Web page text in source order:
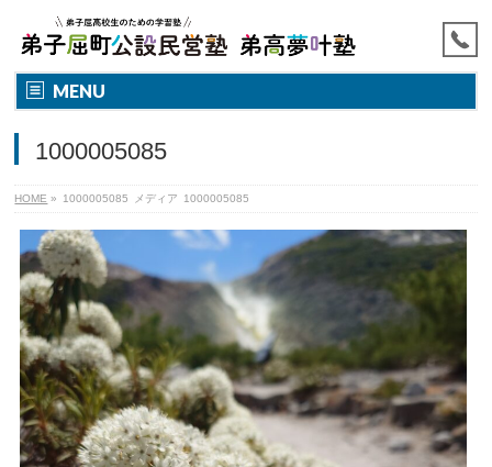
MENU
1000005085
HOME » 1000005085 メディア 1000005085